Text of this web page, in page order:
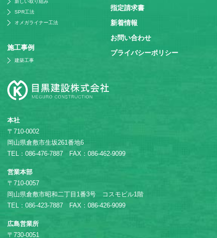
本社
〒710-0002
岡山県倉敷市生坂261番地6
TEL：086-476-7887 FAX：086-462-9099
営業本部
〒710-0057
岡山県倉敷市昭和二丁目1番3号 コスモビル1階
TEL：086-423-7887 FAX：086-426-9099
広島営業所
〒730-0051
新しい取り組み
SPR工法
オメガライナー工法
施⼯事例
建築工事
指定請求書
新着情報
お問い合わせ
プライバシーポリシー